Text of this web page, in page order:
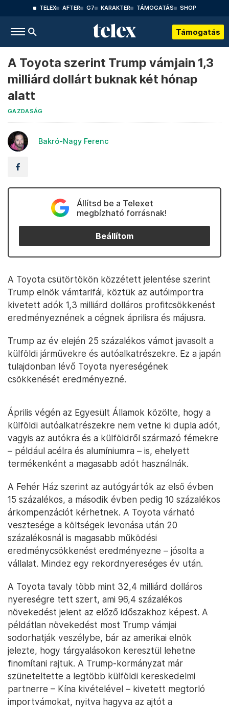
TELEX AFTER G7 KARAKTER TÁMOGATÁS SHOP
Támogatás
A Toyota szerint Trump vámjain 1,3
milliárd dollárt buknak két hónap
alatt
GAZDASÁG
Bakró-Nagy Ferenc
Állítsd be a Telexet
megbízható forrásnak!
Beállítom
A Toyota csütörtökön közzétett jelentése szerint
Trump elnök vámtarifái, köztük az autóimportra
kivetett adók 1,3 milliárd dolláros profitcsökkenést
eredményeznének a cégnek áprilisra és májusra.
Trump az év elején 25 százalékos vámot javasolt a
külföldi járművekre és autóalkatrészekre. Ez a japán
tulajdonban lévő Toyota nyereségének
csökkenését eredményezné.
Április végén az Egyesült Államok közölte, hogy a
külföldi autóalkatrészekre nem vetne ki dupla adót,
vagyis az autókra és a külföldről származó fémekre
– például acélra és alumíniumra – is, ehelyett
termékenként a magasabb adót használnák.
A Fehér Ház szerint az autógyártók az első évben
15 százalékos, a második évben pedig 10 százalékos
árkompenzációt kérhetnek. A Toyota várható
vesztesége a költségek levonása után 20
százalékosnál is magasabb működési
eredménycsökkenést eredményezne – jósolta a
vállalat. Mindez egy rekordnyereséges év után.
A Toyota tavaly több mint 32,4 milliárd dolláros
nyereségre tett szert, ami 96,4 százalékos
növekedést jelent az előző időszakhoz képest. A
példátlan növekedést most Trump vámjai
sodorhatják veszélybe, bár az amerikai elnök
jelezte, hogy tárgyalásokon keresztül lehetne
finomítani rajtuk. A Trump-kormányzat már
szüneteltette a legtöbb külföldi kereskedelmi
partnerre – Kína kivételével – kivetett megtorló
importvámokat, nyitva hagyva az ajtót a